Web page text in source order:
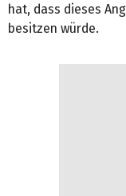
hat, dass dieses
besitzen würde.